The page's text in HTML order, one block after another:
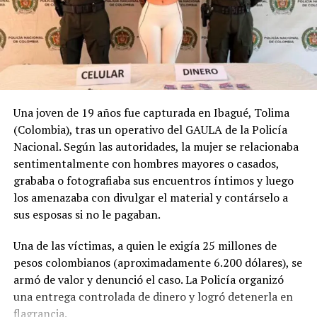
La Defensa Civil de Gaza
reporta seis muertos en
ataques israelíes
14 marzo, 2026
En «Internacionales»
Al menos 12 muertos en
ataques israelíes en Gaza,
reporta la Defensa Civil
15 febrero, 2026
En «Internacionales»
VIDEO: Televisora Al Aqsa TV
fue destruida por ataques en
la Franja de Gaza
En «Internacionales»
RELATED TOPICS: 36 MUERTOS
ATAQUES ISRAELÍES
AYUDA HUMANITARIA
GAZA
Una joven de 19 años fue capturada en Ibagué, Tolima
(Colombia), tras un operativo del GAULA de la Policía
Nacional. Según las autoridades, la mujer se relacionaba
sentimentalmente con hombres mayores o casados,
grababa o fotografiaba sus encuentros íntimos y luego
los amenazaba con divulgar el material y contárselo a
sus esposas si no le pagaban.
Una de las víctimas, a quien le exigía 25 millones de
pesos colombianos (aproximadamente 6.200 dólares), se
armó de valor y denunció el caso. La Policía organizó
una entrega controlada de dinero y logró detenerla en
flagrancia.